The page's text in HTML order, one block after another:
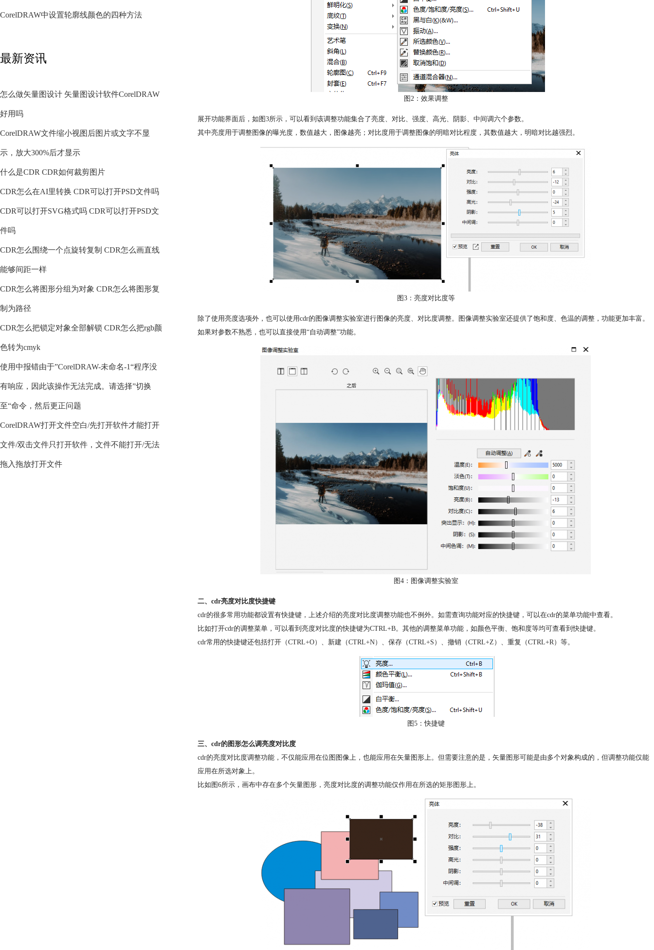
CorelDRAW中设置轮廓线颜色的四种方法
最新资讯
怎么做矢量图设计 矢量图设计软件CorelDRAW
好用吗
CorelDRAW文件缩小视图后图片或文字不显
示，放大300%后才显示
什么是CDR CDR如何裁剪图片
CDR怎么在AI里转换 CDR可以打开PSD文件吗
CDR可以打开SVG格式吗 CDR可以打开PSD文
件吗
CDR怎么围绕一个点旋转复制 CDR怎么画直线
能够间距一样
CDR怎么将图形分组为对象 CDR怎么将图形复
制为路径
CDR怎么把锁定对象全部解锁 CDR怎么把rgb颜
色转为cmyk
使用中报错由于”CorelDRAW-未命名-1“程序没
有响应，因此该操作无法完成。请选择”切换
至“命令，然后更正问题
CorelDRAW打开文件空白/先打开软件才能打开
文件/双击文件只打开软件，文件不能打开/无法
拖入拖放打开文件
图2：效果调整
展开功能界面后，如图3所示，可以看到该调整功能集合了亮度、对比、强度、高光、阴影、中间调六个参数。
其中亮度用于调整图像的曝光度，数值越大，图像越亮；对比度用于调整图像的明暗对比程度，其数值越大，明暗对比越强烈。
图3：亮度对比度等
除了使用亮度选项外，也可以使用cdr的图像调整实验室进行图像的亮度、对比度调整。图像调整实验室还提供了饱和度、色温的调整，功能更加丰富。
如果对参数不熟悉，也可以直接使用“自动调整”功能。
图4：图像调整实验室
二、cdr亮度对比度快捷键
cdr的很多常用功能都设置有快捷键，上述介绍的亮度对比度调整功能也不例外。如需查询功能对应的快捷键，可以在cdr的菜单功能中查看。
比如打开cdr的调整菜单，可以看到亮度对比度的快捷键为CTRL+B。其他的调整菜单功能，如颜色平衡、饱和度等均可查看到快捷键。
cdr常用的快捷键还包括打开（CTRL+O）、新建（CTRL+N）、保存（CTRL+S）、撤销（CTRL+Z）、重复（CTRL+R）等。
图5：快捷键
三、cdr的图形怎么调亮度对比度
cdr的亮度对比度调整功能，不仅能应用在位图图像上，也能应用在矢量图形上。但需要注意的是，矢量图形可能是由多个对象构成的，但调整功能仅能
应用在所选对象上。
比如图6所示，画布中存在多个矢量图形，亮度对比度的调整功能仅作用在所选的矩形图形上。